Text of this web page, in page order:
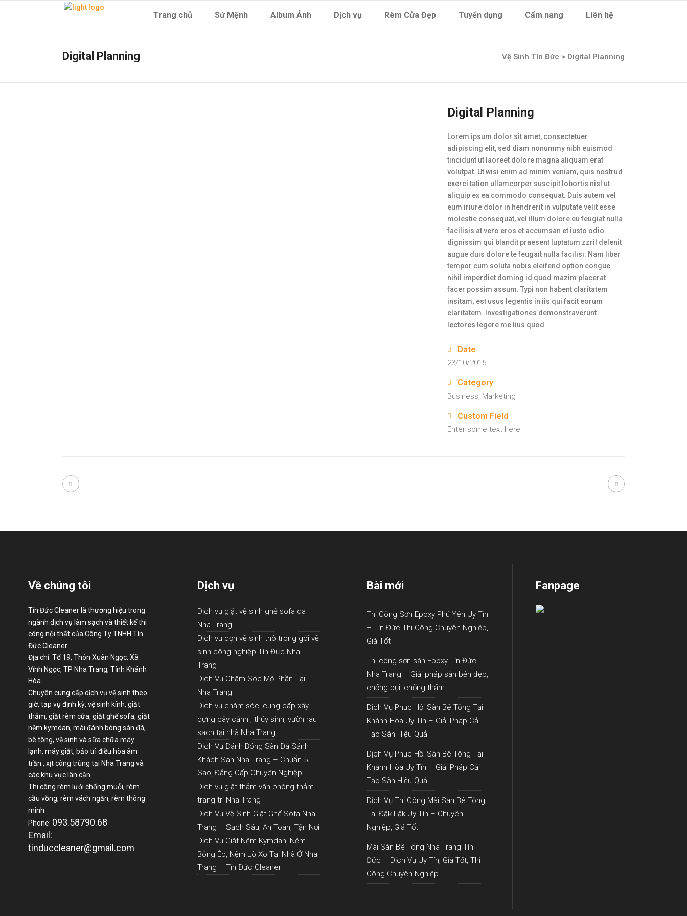
Trang chủ Sứ Mệnh Album Ảnh Dịch vụ Rèm Cửa Đẹp Tuyển dụng Cẩm nang Liên hệ
Digital Planning Vệ Sinh Tín Đức > Digital Planning
Digital Planning
Lorem ipsum dolor sit amet, consectetuer
adipiscing elit, sed diam nonummy nibh euismod
tincidunt ut laoreet dolore magna aliquam erat
volutpat. Ut wisi enim ad minim veniam, quis nostrud
exerci tation ullamcorper suscipit lobortis nisl ut
aliquip ex ea commodo consequat. Duis autem vel
eum iriure dolor in hendrerit in vulputate velit esse
molestie consequat, vel illum dolore eu feugiat nulla
facilisis at vero eros et accumsan et iusto odio
dignissim qui blandit praesent luptatum zzril delenit
augue duis dolore te feugait nulla facilisi. Nam liber
tempor cum soluta nobis eleifend option congue
nihil imperdiet doming id quod mazim placerat
facer possim assum. Typi non habent claritatem
insitam; est usus legentis in iis qui facit eorum
claritatem. Investigationes demonstraverunt
lectores legere me lius quod
Date
23/10/2015
Category
Business, Marketing
Custom Field
Enter some text here
Về chúng tôi
Tín Đức Cleaner là thương hiệu trong
ngành dịch vụ làm sạch và thiết kế thi
công nội thất của Công Ty TNHH Tín
Đức Cleaner.
Địa chỉ: Tổ 19, Thôn Xuân Ngọc, Xã
Vĩnh Ngọc, TP Nha Trang, Tỉnh Khánh
Hòa.
Chuyên cung cấp dịch vụ vệ sinh theo
giờ, tạp vụ định kỳ, vệ sinh kính, giặt
thảm, giặt rèm cửa, giặt ghế sofa, giặt
nệm kymdan, mài đánh bóng sàn đá,
bê tông, vệ sinh và sữa chữa máy
lạnh, máy giặt, bảo trì điều hòa âm
trần , xịt công trùng tại Nha Trang và
các khu vực lân cận.
Thi công rèm lưới chống muỗi, rèm
cầu vồng, rèm vách ngăn, rèm thông
minh
Phone: 093.58790.68
Email:
tinduccleaner@gmail.com
Dịch vụ
Dịch vụ giặt vệ sinh ghế sofa da
Nha Trang
Dịch vụ dọn vệ sinh thô trong gói vệ
sinh công nghiệp Tín Đức Nha
Trang
Dịch Vụ Chăm Sóc Mộ Phần Tại
Nha Trang
Dịch vụ chăm sóc, cung cấp xây
dựng cây cảnh , thủy sinh, vườn rau
sạch tại nhà Nha Trang
Dịch Vụ Đánh Bóng Sàn Đá Sảnh
Khách Sạn Nha Trang – Chuẩn 5
Sao, Đẳng Cấp Chuyên Nghiệp
Dịch vụ giặt thảm văn phòng thảm
trang trí Nha Trang
Dịch Vụ Vệ Sinh Giặt Ghế Sofa Nha
Trang – Sạch Sâu, An Toàn, Tận Nơi
Dịch Vụ Giặt Nệm Kymdan, Nệm
Bông Ép, Nệm Lò Xo Tại Nhà Ở Nha
Trang – Tín Đức Cleaner
Bài mới
Thi Công Sơn Epoxy Phú Yên Uy Tín
– Tín Đức Thi Công Chuyên Nghiệp,
Giá Tốt
Thi công sơn sàn Epoxy Tín Đức
Nha Trang – Giải pháp sàn bền đẹp,
chống bụi, chống thấm
Dịch Vụ Phục Hồi Sàn Bê Tông Tại
Khánh Hòa Uy Tín – Giải Pháp Cải
Tạo Sàn Hiệu Quả
Dịch Vụ Phục Hồi Sàn Bê Tông Tại
Khánh Hòa Uy Tín – Giải Pháp Cải
Tạo Sàn Hiệu Quả
Dịch Vụ Thi Công Mài Sàn Bê Tông
Tại Đắk Lắk Uy Tín – Chuyên
Nghiệp, Giá Tốt
Mài Sàn Bê Tông Nha Trang Tín
Đức – Dịch Vụ Uy Tín, Giá Tốt, Thi
Công Chuyên Nghiệp
Fanpage